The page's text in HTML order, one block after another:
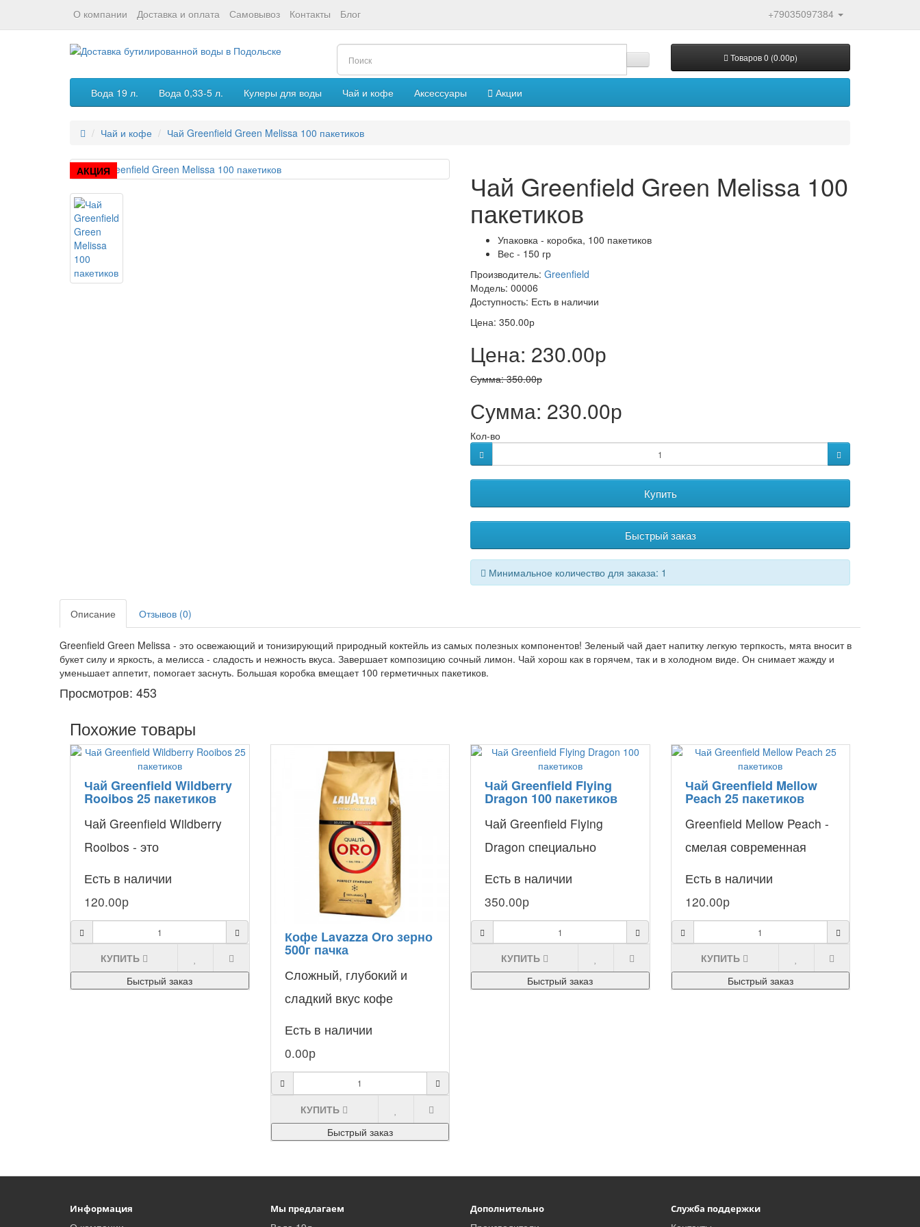
О компании Доставка и оплата Самовывоз Контакты Блог +79035097384
Товаров 0 (0.00р)
Вода 19 л. Вода 0,33-5 л. Кулеры для воды Чай и кофе Аксессуары Акции
Чай и кофе Чай Greenfield Green Melissa 100 пакетиков
АКЦИЯ Чай Greenfield Green Melissa 100
пакетиков
Упаковка - коробка, 100 пакетиков
Вес - 150 гр
Производитель: Greenfield
Модель: 00006
Доступность: Есть в наличии
Цена: 350.00р
Цена: 230.00р
Сумма:350.00р
Сумма: 230.00р
Кол-во
Купить
Быстрый заказ
Минимальное количество для заказа: 1
Описание Отзывов (0)
Greenfield Green Melissa - это освежающий и тонизирующий природный коктейль из самых полезных компонентов! Зеленый чай дает напитку легкую терпкость, мята вносит в
букет силу и яркость, а мелисса - сладость и нежность вкуса. Завершает композицию сочный лимон. Чай хорош как в горячем, так и в холодном виде. Он снимает жажду и
уменьшает аппетит, помогает заснуть. Большая коробка вмещает 100 герметичных пакетиков.
Просмотров: 453
Похожие товары
Чай Greenfield Wildberry
Rooibos 25 пакетиков
Чай Greenfield Wildberry
Rooibos - это
вкусом и ароматом...
Есть в наличии
120.00р
КУПИТЬ
Быстрый заказ
Кофе Lavazza Oro зерно
500г пачка
Сложный, глубокий и
сладкий вкус кофе
использовании з..
Есть в наличии
0.00р
КУПИТЬ
Быстрый заказ
Чай Greenfield Flying
Dragon 100 пакетиков
Чай Greenfield Flying
Dragon специально
высококачественн..
Есть в наличии
350.00р
КУПИТЬ
Быстрый заказ
Чай Greenfield Mellow
Peach 25 пакетиков
Greenfield Mellow Peach -
смелая современная
букете основное..
Есть в наличии
120.00р
КУПИТЬ
Быстрый заказ
Информация Мы предлагаем Дополнительно Служба поддержки